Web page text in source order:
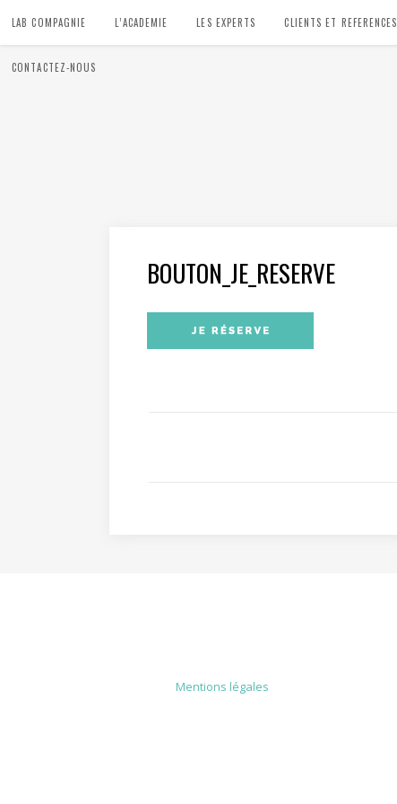
LAB COMPAGNIE L’ACADEMIE LES EXPERTS CLIENTS ET REFERENCES
CONTACTEZ-NOUS
BOUTON_JE_RESERVE
Mentions légales